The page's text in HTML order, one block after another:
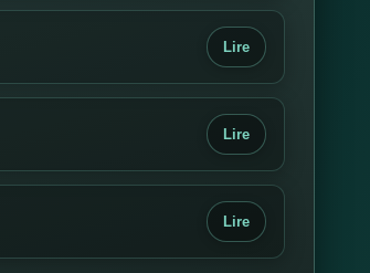
Lire
Lire
Lire